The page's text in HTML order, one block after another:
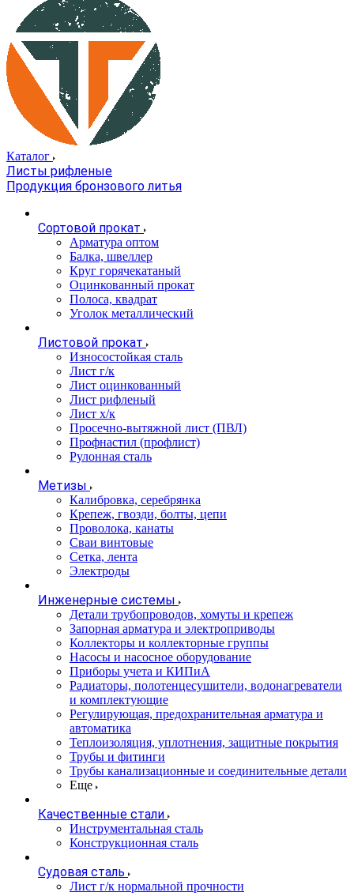
Каталог
Листы рифленые
Продукция бронзового литья
Сортовой прокат
Арматура оптом
Балка, швеллер
Круг горячекатаный
Оцинкованный прокат
Полоса, квадрат
Уголок металлический
Листовой прокат
Износостойкая сталь
Лист г/к
Лист оцинкованный
Лист рифленый
Лист х/к
Просечно-вытяжной лист (ПВЛ)
Профнастил (профлист)
Рулонная сталь
Метизы
Калибровка, серебрянка
Крепеж, гвозди, болты, цепи
Проволока, канаты
Сваи винтовые
Сетка, лента
Электроды
Инженерные системы
Детали трубопроводов, хомуты и крепеж
Запорная арматура и электроприводы
Коллекторы и коллекторные группы
Насосы и насосное оборудование
Приборы учета и КИПиА
Радиаторы, полотенцесушители, водонагреватели
и комплектующие
Регулирующая, предохранительная арматура и
автоматика
Теплоизоляция, уплотнения, защитные покрытия
Трубы и фитинги
Трубы канализационные и соединительные детали
Еще
Качественные стали
Инструментальная сталь
Конструкционная сталь
Судовая сталь
Лист г/к нормальной прочности